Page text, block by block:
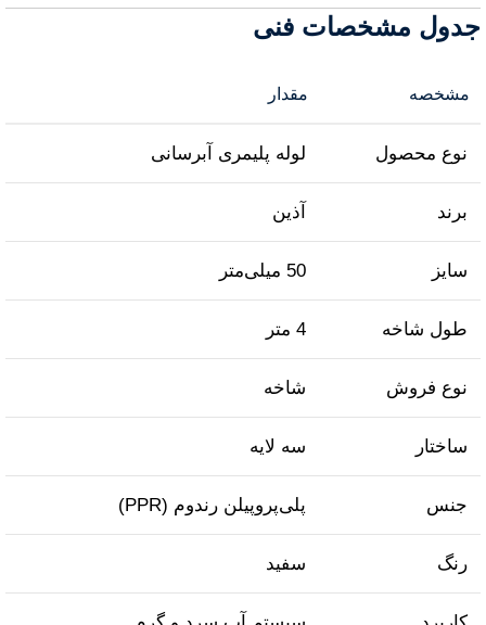
جدول مشخصات فنی
مشخصه مقدار
نوع محصول لوله پلیمری آبرسانی
برند آذین
سایز 50 میلی‌متر
طول شاخه 4 متر
نوع فروش شاخه
ساختار سه لایه
جنس پلی‌پروپیلن رندوم (PPR)
رنگ سفید